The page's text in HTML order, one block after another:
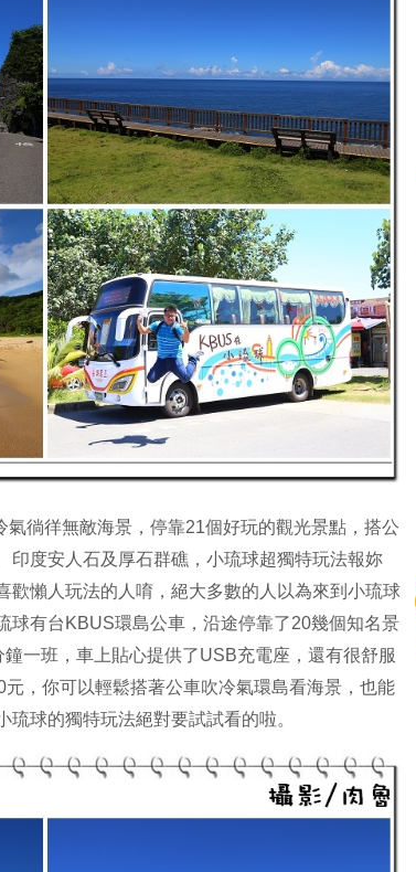
徜徉無敵海景，停靠21個好玩的觀光景點，搭公
印度安人石及厚石群礁，小琉球超獨特玩法報妳
歡懶人玩法的人唷，絕大多數的人以為來到小琉球
球有台KBUS環島公車，沿途停靠了20幾個知名景
一班，車上貼心提供了USB充電座，還有很舒服
，你可以輕鬆搭著公車吹冷氣環島看海景，也能
球的獨特玩法絕對要試試看的啦。